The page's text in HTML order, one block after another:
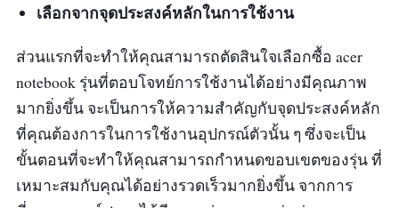
เลือกจากจุดประสงค์หลักในการใช้งาน
ส่วนแรกที่จะทำให้คุณสามารถตัดสินใจเลือกซื้อ acer
notebook รุ่นที่ตอบโจทย์การใช้งานได้อย่างมีคุณภาพ
มากยิ่งขึ้น จะเป็นการให้ความสำคัญกับจุดประสงค์หลัก
ที่คุณต้องการในการใช้งานอุปกรณ์ตัวนั้น ๆ ซึ่งจะเป็น
ขั้นตอนที่จะทำให้คุณสามารถกำหนดขอบเขตของรุ่น ที่
เหมาะสมกับคุณได้อย่างรวดเร็วมากยิ่งขึ้น จากการ